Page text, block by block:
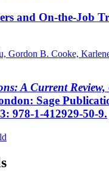
and On-the-Job
Gordon B. Cooke,
A Current Review,
Sage
978-1-412929-50-9.